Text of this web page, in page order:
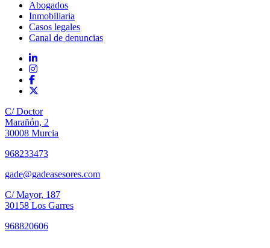
Abogados
Inmobiliaria
Casos legales
Canal de denuncias
C/ Doctor
Marañón, 2
30008 Murcia
968233473
gade@gadeasesores.com
C/ Mayor, 187
30158 Los Garres
968820606